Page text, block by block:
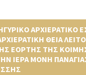
ΑΡΧΙΕΡΑΤΙΚΟ
ΘΕΙΑ
ΕΟΡΤΗΣ ΤΗΣ
ΙΕΡΑ ΜΟΝΗ